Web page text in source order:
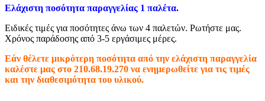
Ελάχιστη ποσότητα παραγγελίας 1 παλέτα.
Ειδικές τιμές για ποσότητες άνω των 4 παλετών. Ρωτήστε μας.
Χρόνος παράδοσης από 3-5 εργάσιμες μέρες.
Εάν θέλετε μικρότερη ποσότητα από την ελάχιστη παραγγελία
καλέστε μας στο 210.68.19.270 να ενημερωθείτε για τις τιμές
και την διαθεσιμότητα του υλικού.